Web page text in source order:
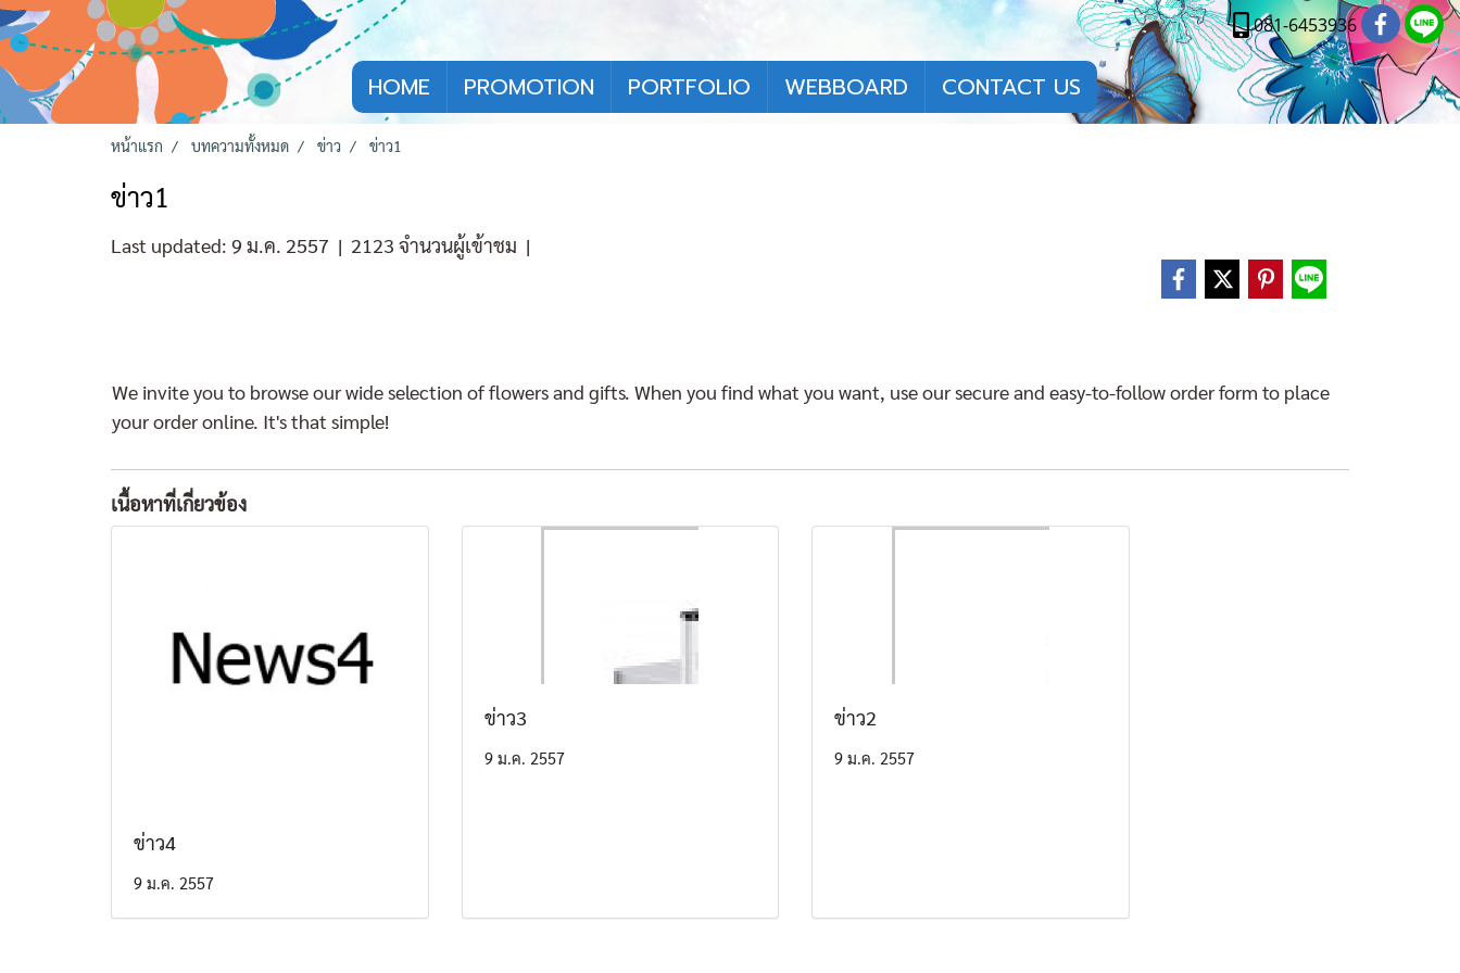
081-6453936
HOME PROMOTION PORTFOLIO WEBBOARD CONTACT US
หน้าแรก บทความทั้งหมด ข่าว ข่าว1
ข่าว1
Last updated: 9 ม.ค. 2557 | 2123 จำนวนผู้เข้าชม |
We invite you to browse our wide selection of flowers and gifts. When you find what you want, use our secure and easy-to-follow order form to place
your order online. It's that simple!
เนื้อหาที่เกี่ยวข้อง
ข่าว4
9 ม.ค. 2557
ข่าว3
9 ม.ค. 2557
ข่าว2
9 ม.ค. 2557